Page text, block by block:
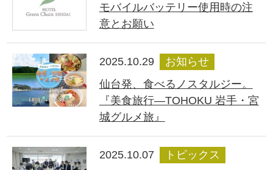
モバイルバッテリー使用時の注
意とお願い
2025.10.29
お知らせ
仙台発、食べるノスタルジー。
『美食旅行―TOHOKU 岩手・宮
城グルメ旅』
2025.10.07
トピックス